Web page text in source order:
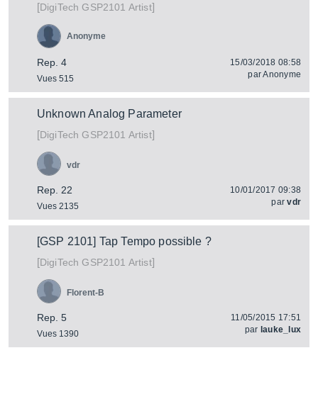
[DigiTech GSP2101 Artist]
Rep. 4
Vues 515
Anonyme
15/03/2018 08:58
parAnonyme
Unknown Analog Parameter
[DigiTech GSP2101 Artist]
Rep. 22
Vues 2135
vdr
10/01/2017 09:38
parvdr
[GSP 2101] Tap Tempo possible ?
[DigiTech GSP2101 Artist]
Rep. 5
Vues 1390
Florent-B
11/05/2015 17:51
par lauke_lux